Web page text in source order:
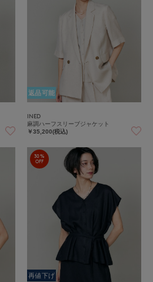
返品可能
INED
麻調ハーフスリーブジャケット
￥35,200(税込)
30%
OFF
再値下げ